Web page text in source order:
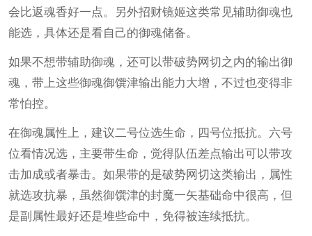
会比返魂香好一点。另外招财镜姬这类常见辅助御魂也
能选，具体还是看自己的御魂储备。
如果不想带辅助御魂，还可以带破势网切之内的输出御
魂，带上这些御魂御馔津输出能力大增，不过也变得非
常怕控。
在御魂属性上，建议二号位选生命，四号位抵抗。六号
位看情况选，主要带生命，觉得队伍差点输出可以带攻
击加成或者暴击。如果带的是破势网切这类输出，属性
就选攻抗暴，虽然御馔津的封魔一矢基础命中很高，但
是副属性最好还是堆些命中，免得被连续抵抗。